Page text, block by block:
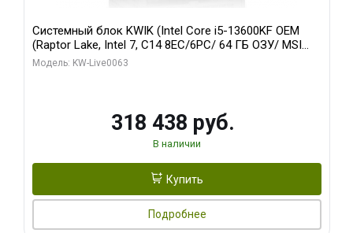
Системный блок KWIK (Intel Core i5-13600KF OEM
(Raptor Lake, Intel 7, C14 8EC/6PC/ 64 ГБ ОЗУ/ MSI
RTX5080 VENTUS 3X OC 16GB GDDR7 256bit 3xDP
Модель: KW-Live0063
318 438 руб.
В наличии
Купить
Подробнее